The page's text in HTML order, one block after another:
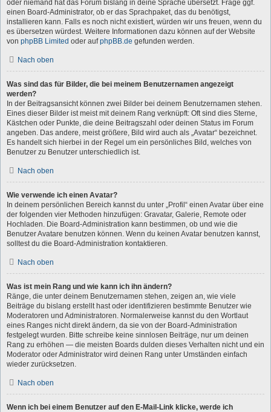
oder niemand hat das Forum bislang in deine Sprache übersetzt. Frage ggf.
einen Board-Administrator, ob er das Sprachpaket, das du benötigst,
installieren kann. Falls es noch nicht existiert, würden wir uns freuen, wenn du
es übersetzen würdest. Weitere Informationen dazu können auf der Website
von phpBB Limited oder aufphpBB.de gefunden werden.
Nach oben
Was sind das für Bilder, die bei meinem Benutzernamen angezeigt
werden?
In der Beitragsansicht können zwei Bilder bei deinem Benutzernamen stehen.
Eines dieser Bilder ist meist mit deinem Rang verknüpft: Oft sind dies Sterne,
Kästchen oder Punkte, die deine Beitragszahl oder deinen Status im Forum
angeben. Das andere, meist größere, Bild wird auch als „Avatar“ bezeichnet.
Es handelt sich hierbei in der Regel um ein persönliches Bild, welches von
Benutzer zu Benutzer unterschiedlich ist.
Nach oben
Wie verwende ich einen Avatar?
In deinem persönlichen Bereich kannst du unter „Profil“ einen Avatar über eine
der folgenden vier Methoden hinzufügen: Gravatar, Galerie, Remote oder
Hochladen. Die Board-Administration kann bestimmen, ob und wie die
Benutzer Avatare benutzen können. Wenn du keinen Avatar benutzen kannst,
solltest du die Board-Administration kontaktieren.
Nach oben
Was ist mein Rang und wie kann ich ihn ändern?
Ränge, die unter deinem Benutzernamen stehen, zeigen an, wie viele
Beiträge du bislang erstellt hast oder identifizieren bestimmte Benutzer wie
Moderatoren und Administratoren. Normalerweise kannst du den Wortlaut
eines Ranges nicht direkt ändern, da sie von der Board-Administration
festgelegt wurden. Bitte schreibe keine sinnlosen Beiträge, nur um deinen
Rang zu erhöhen — die meisten Boards dulden dieses Verhalten nicht und ein
Moderator oder Administrator wird deinen Rang unter Umständen einfach
wieder zurücksetzen.
Nach oben
Wenn ich bei einem Benutzer auf den E-Mail-Link klicke, werde ich